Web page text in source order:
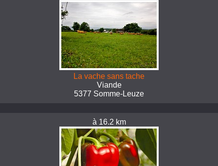
La vache sans tache
Viande
5377 Somme-Leuze
à 16.2 km